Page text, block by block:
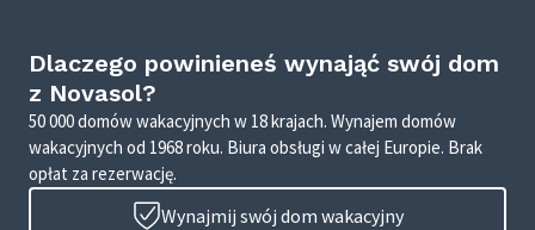
Dlaczego powinieneś wynająć swój dom
z Novasol?
50 000 domów wakacyjnych w 18 krajach. Wynajem domów
wakacyjnych od 1968 roku. Biura obsługi w całej Europie. Brak
opłat za rezerwację.
Wynajmij swój dom wakacyjny